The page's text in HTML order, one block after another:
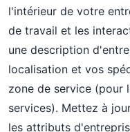
l'intérieur de votre
de travail et les
une description
localisation et vos
zone de service (pour
services). Mettez à
les attributs